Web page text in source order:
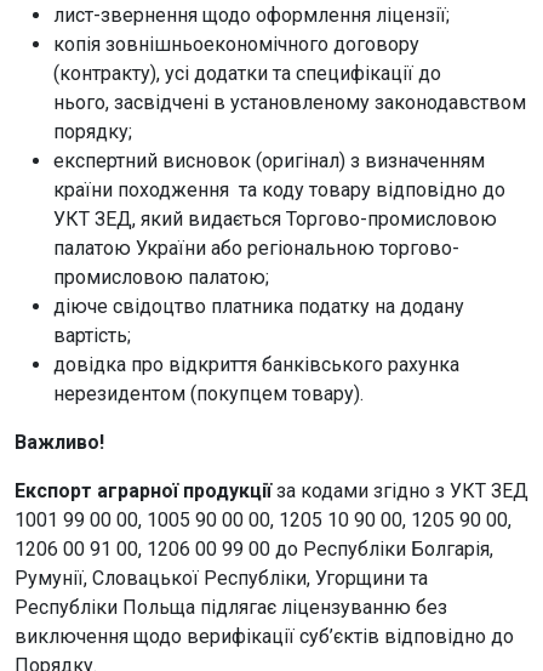
лист-звернення щодо оформлення ліцензії;
копія зовнішньоекономічного договору
(контракту), усі додатки та специфікації до
нього, засвідчені в установленому законодавством
порядку;
експертний висновок (оригінал) з визначенням
країни походження та коду товару відповідно до
УКТ ЗЕД, який видається Торгово-промисловою
палатою України або регіональною торгово-
промисловою палатою;
діюче свідоцтво платника податку на додану
вартість;
довідка про відкриття банківського рахунка
нерезидентом (покупцем товару).
Важливо!
Експорт аграрної продукціїза кодами згідно з УКТ ЗЕД
1001 99 00 00, 1005 90 00 00, 1205 10 90 00, 1205 90 00,
1206 00 91 00, 1206 00 99 00 до Республіки Болгарія,
Румунії, Словацької Республіки, Угорщини та
Республіки Польща підлягає ліцензуванню без
виключення щодо верифікації суб’єктів відповідно до
Порядку.